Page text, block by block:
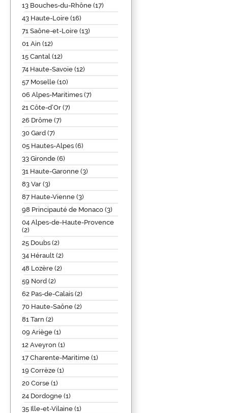
13 Bouches-du-Rhône (17)
43 Haute-Loire (16)
71 Saône-et-Loire (13)
01 Ain (12)
15 Cantal (12)
74 Haute-Savoie (12)
57 Moselle (10)
06 Alpes-Maritimes (7)
21 Côte-d’Or (7)
26 Drôme (7)
30 Gard (7)
05 Hautes-Alpes (6)
33 Gironde (6)
31 Haute-Garonne (3)
83 Var (3)
87 Haute-Vienne (3)
98 Principauté de Monaco (3)
04 Alpes-de-Haute-Provence
(2)
25 Doubs (2)
34 Hérault (2)
48 Lozère (2)
59 Nord (2)
62 Pas-de-Calais (2)
70 Haute-Saône (2)
81 Tarn (2)
09 Ariège (1)
12 Aveyron (1)
17 Charente-Maritime (1)
19 Corrèze (1)
20 Corse (1)
24 Dordogne (1)
35 Ille-et-Vilaine (1)